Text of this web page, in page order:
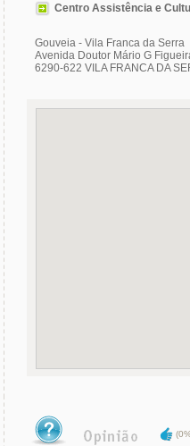
Centro Assistência e
Gouveia - Vila Franca da Serra
Avenida Doutor Mário G
6290-622 VILA FRANCA DA